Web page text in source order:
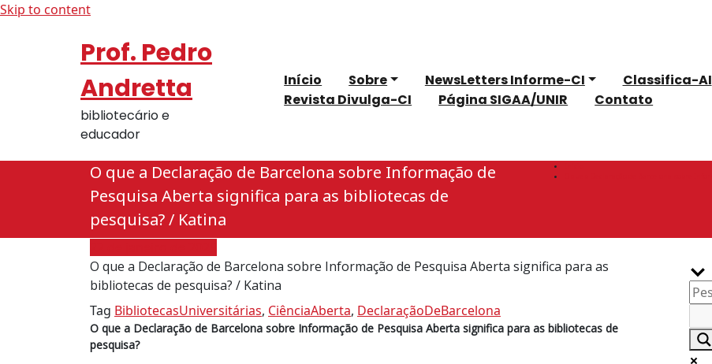
Skip to content
Prof. Pedro
Andretta
bibliotecário e
educador
Início Sobre NewsLetters Informe-CI Classifica-AI
Revista Divulga-CI
Página SIGAA/UNIR Contato
O que a Declaração de Barcelona sobre Informação de
Pesquisa Aberta significa para as bibliotecas de
pesquisa? / Katina
O que a Declaração de Barcelona sobre Informação de Pesquisa Aberta significa para as
bibliotecas de pesquisa? / Katina
Tag BibliotecasUniversitárias, CiênciaAberta, DeclaraçãoDeBarcelona
O que a Declaração de Barcelona sobre Informação de Pesquisa Aberta significa para as bibliotecas de
pesquisa?